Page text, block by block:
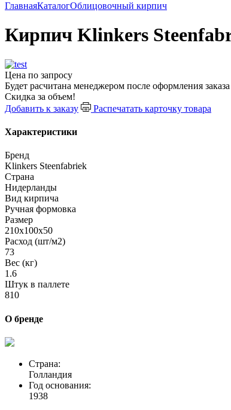
ГлавнаяКаталогОблицовочный кирпич
Кирпич Klinkers
Цена по запросу
Будет расчитана менеджером после оформления заказа
Скидка за объем!
Добавить к заказу
Распечатать карточку товара
Характеристики
Бренд
Klinkers Steenfabriek
Страна
Нидерланды
Вид кирпича
Ручная формовка
Размер
210х100х50
Расход (шт/м2)
73
Вес (кг)
1.6
Штук в паллете
810
О бренде
Страна:
Голландия
Год основания:
1938